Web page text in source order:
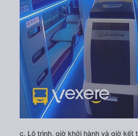
c. Lộ trình, giờ khởi hành và giờ kết